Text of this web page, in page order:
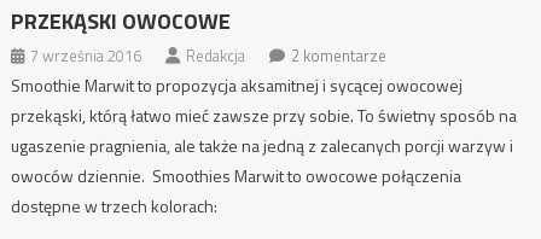
PRZEKĄSKI OWOCOWE
7 września 2016 Redakcja 2 komentarze
Smoothie Marwit to propozycja aksamitnej i sycącej owocowej
przekąski, którą łatwo mieć zawsze przy sobie. To świetny sposób na
ugaszenie pragnienia, ale także na jedną z zalecanych porcji warzyw i
owoców dziennie. Smoothies Marwit to owocowe połączenia
dostępne w trzech kolorach: